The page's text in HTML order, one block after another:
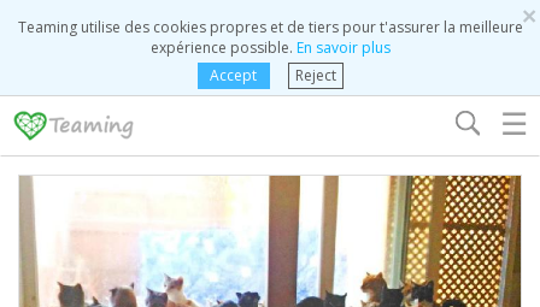
×
Teaming utilise des cookies propres et de tiers pour t'assurer la meilleure
expérience possible. En savoir plus
Accept
Reject
☰